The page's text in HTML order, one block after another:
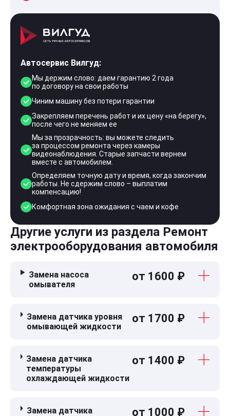
Автосервис Вилгуд:
Мы держим слово: даем гарантию 2 года
по договору на свои работы
Чиним машину без потери гарантии
Закрепляем перечень работ и их цену «на берегу»,
после чего не меняем ее
Мы за прозрачность: вы можете следить
за процессом ремонта через камеры
видеонаблюдения. Старые запчасти вернем
вместе с автомобилем.
Определяем точную дату и время, когда закончим
работы. Не сдержим слово – выплатим
компенсацию!
Комфортная зона ожидания с чаем и кофе
Другие услуги из раздела Ремонт
электрооборудования автомобиля
Замена насоса
омывателя
от 1600 ₽
Замена датчика уровня
омывающей жидкости
от 1700 ₽
Замена датчика
температуры
охлаждающей жидкости
от 1400 ₽
Замена датчика
от 1000 ₽